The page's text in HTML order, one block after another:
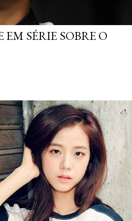
SÉRIE SOBRE O